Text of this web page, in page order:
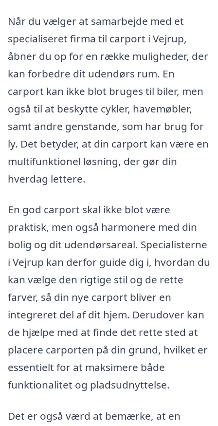
Når du vælger at samarbejde med et
specialiseret firma til carport i Vejrup,
åbner du op for en række muligheder, der
kan forbedre dit udendørs rum. En
carport kan ikke blot bruges til biler, men
også til at beskytte cykler, havemøbler,
samt andre genstande, som har brug for
ly. Det betyder, at din carport kan være en
multifunktionel løsning, der gør din
hverdag lettere.
En god carport skal ikke blot være
praktisk, men også harmonere med din
bolig og dit udendørsareal. Specialisterne
i Vejrup kan derfor guide dig i, hvordan du
kan vælge den rigtige stil og de rette
farver, så din nye carport bliver en
integreret del af dit hjem. Derudover kan
de hjælpe med at finde det rette sted at
placere carporten på din grund, hvilket er
essentielt for at maksimere både
funktionalitet og pladsudnyttelse.
Det er også værd at bemærke, at en